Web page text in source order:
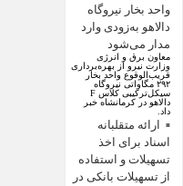
واحد بخار نیروگاه
دالاهو به‌زودی وارد
مدار می‌شود
معاون برق و انرژی
وزارت نیرو از بهره‌برداری
قریب‌الوقوع واحد بخار
۲۹۲ مگاواتی نیروگاه
سیکل‌ترکیبی کلاس F
دالاهو در کرمانشاه خبر
داد.
ارائه متقلبانه
اسناد برای اخذ
تسهیلات و استفاده
از تسهیلات بانکی در